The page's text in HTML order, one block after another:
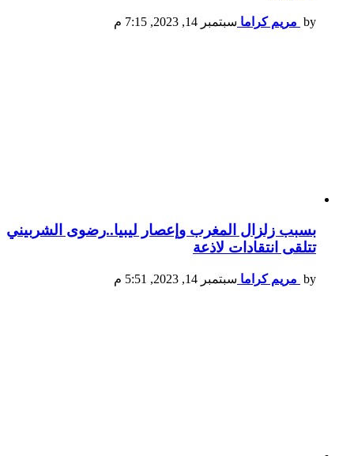
by مريم كراما سبتمبر 14, 2023, 7:15 م
بسبب زلزال المغرب وإعصار ليبيا..رضوى الشربيني
تتلقى انتقادات لاذعة
by مريم كراما سبتمبر 14, 2023, 5:51 م